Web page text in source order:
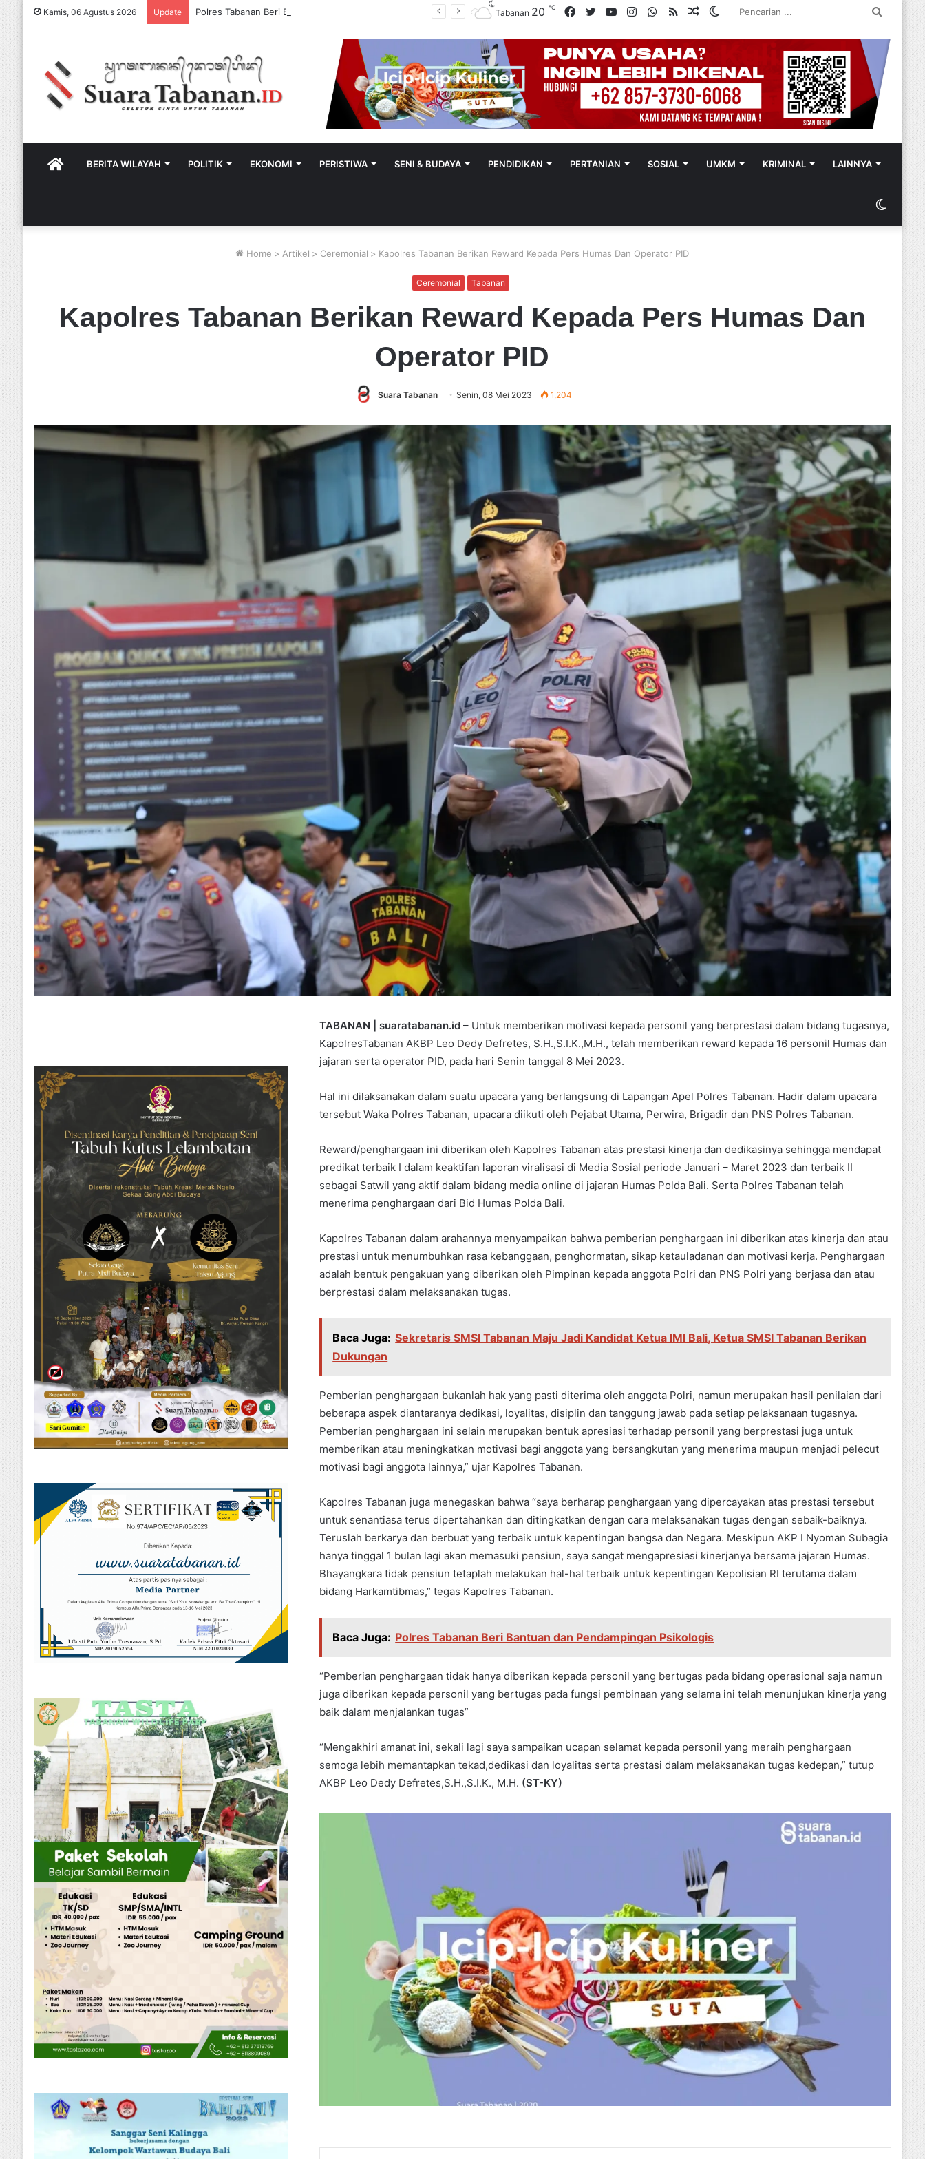
Kamis, 06 Agustus 2026 Update
Switch
Random
RSS
WhatsApp
Instagram
YouTube
Twitter
Facebook
Tabanan 20℃
HOMEBERITA WILAYAH POLITIK EKONOMI PERISTIWA SENI & BUDAYA PENDIDIKAN PERTANIAN SOSIAL UMKM KRIMINAL LAINNYA
Switch
skin
Home > Artikel > Ceremonial > Kapolres Tabanan Berikan Reward Kepada Pers Humas Dan Operator PID
Ceremonial Tabanan
Kapolres Tabanan Berikan Reward Kepada Pers Humas Dan
Operator PID
Suara Tabanan Senin, 08 Mei 2023 1,204
TABANAN | suaratabanan.id – Untuk memberikan motivasi kepada personil yang berprestasi dalam bidang tugasnya,
KapolresTabanan AKBP Leo Dedy Defretes, S.H.,S.I.K.,M.H., telah memberikan reward kepada 16 personil Humas dan
jajaran serta operator PID, pada hari Senin tanggal 8 Mei 2023.
Hal ini dilaksanakan dalam suatu upacara yang berlangsung di Lapangan Apel Polres Tabanan. Hadir dalam upacara
tersebut Waka Polres Tabanan, upacara diikuti oleh Pejabat Utama, Perwira, Brigadir dan PNS Polres Tabanan.
Reward/penghargaan ini diberikan oleh Kapolres Tabanan atas prestasi kinerja dan dedikasinya sehingga mendapat
predikat terbaik I dalam keaktifan laporan viralisasi di Media Sosial periode Januari – Maret 2023 dan terbaik II
sebagai Satwil yang aktif dalam bidang media online di jajaran Humas Polda Bali. Serta Polres Tabanan telah
menerima penghargaan dari Bid Humas Polda Bali.
Kapolres Tabanan dalam arahannya menyampaikan bahwa pemberian penghargaan ini diberikan atas kinerja dan atau
prestasi untuk menumbuhkan rasa kebanggaan, penghormatan, sikap ketauladanan dan motivasi kerja. Penghargaan
adalah bentuk pengakuan yang diberikan oleh Pimpinan kepada anggota Polri dan PNS Polri yang berjasa dan atau
berprestasi dalam melaksanakan tugas.
Baca Juga: Sekretaris SMSI Tabanan Maju Jadi Kandidat Ketua IMI Bali, Ketua SMSI Tabanan Berikan
Dukungan
Pemberian penghargaan bukanlah hak yang pasti diterima oleh anggota Polri, namun merupakan hasil penilaian dari
beberapa aspek diantaranya dedikasi, loyalitas, disiplin dan tanggung jawab pada setiap pelaksanaan tugasnya.
Pemberian penghargaan ini selain merupakan bentuk apresiasi terhadap personil yang berprestasi juga untuk
memberikan atau meningkatkan motivasi bagi anggota yang bersangkutan yang menerima maupun menjadi pelecut
motivasi bagi anggota lainnya,” ujar Kapolres Tabanan.
Kapolres Tabanan juga menegaskan bahwa “saya berharap penghargaan yang dipercayakan atas prestasi tersebut
untuk senantiasa terus dipertahankan dan ditingkatkan dengan cara melaksanakan tugas dengan sebaik-baiknya.
Teruslah berkarya dan berbuat yang terbaik untuk kepentingan bangsa dan Negara. Meskipun AKP I Nyoman Subagia
hanya tinggal 1 bulan lagi akan memasuki pensiun, saya sangat mengapresiasi kinerjanya bersama jajaran Humas.
Bhayangkara tidak pensiun tetaplah melakukan hal-hal terbaik untuk kepentingan Kepolisian RI terutama dalam
bidang Harkamtibmas,” tegas Kapolres Tabanan.
Baca Juga: Polres Tabanan Beri Bantuan dan Pendampingan Psikologis
“Pemberian penghargaan tidak hanya diberikan kepada personil yang bertugas pada bidang operasional saja namun
juga diberikan kepada personil yang bertugas pada fungsi pembinaan yang selama ini telah menunjukan kinerja yang
baik dalam menjalankan tugas”
“Mengakhiri amanat ini, sekali lagi saya sampaikan ucapan selamat kepada personil yang meraih penghargaan
semoga lebih memantapkan tekad,dedikasi dan loyalitas serta prestasi dalam melaksanakan tugas kedepan,” tutup
AKBP Leo Dedy Defretes,S.H.,S.I.K., M.H. (ST-KY)